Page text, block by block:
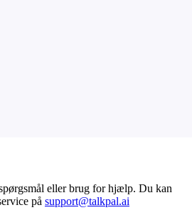
eller brug for hjælp. Du kan
på support@talkpal.ai